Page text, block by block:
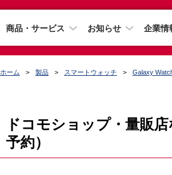
商品・サービス お知らせ 企業情
ホーム 製品 スマートウォッチ Galaxy
ドコモショップ・量販
予約）